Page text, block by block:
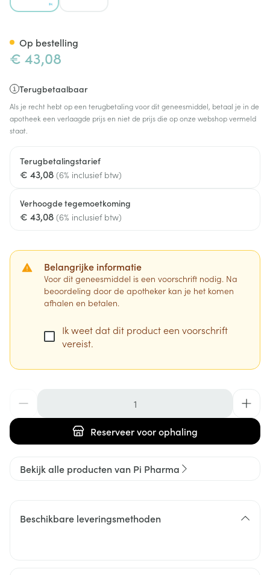
€ 43,08
Terugbetaalbaar
Als je recht hebt op een terugbetaling voor dit geneesmiddel, betaal je in de
apotheek een verlaagde prijs en niet de prijs die op onze webshop vermeld
staat.
Terugbetalingstarief
€ 43,08 (6% inclusief btw)
Verhoogde tegemoetkoming
€ 43,08 (6% inclusief btw)
Belangrijke informatie
Voor dit geneesmiddel is een voorschrift nodig. Na
beoordeling door de apotheker kan je het komen
afhalen en betalen.
Ik weet dat dit product een voorschrift
vereist.
Reserveervoor ophaling
Op bestelling
Bekijk alle producten van Pi Pharma
Beschikbare leveringsmethoden